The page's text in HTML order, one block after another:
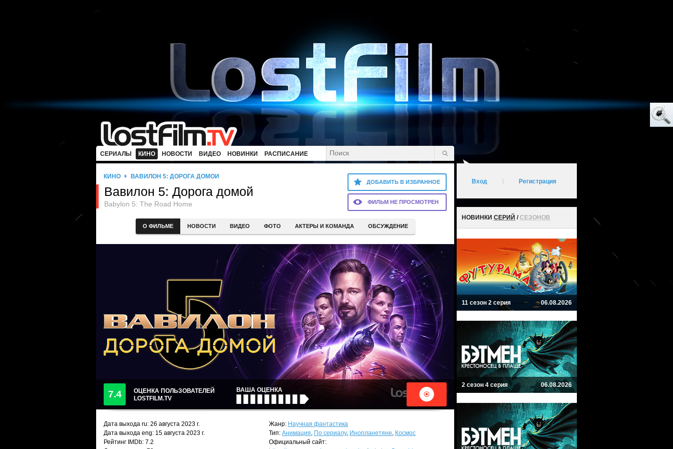
СЕРИАЛЫ КИНО НОВОСТИ ВИДЕО НОВИНКИ РАСПИСАНИЕ
ДОБАВИТЬ В ИЗБРАННОЕ
ФИЛЬМ НЕ ПРОСМОТРЕН
КИНО ВАВИЛОН 5: ДОРОГА ДОМОЙ
Вавилон 5: Дорога домой
Babylon 5: The Road Home
О ФИЛЬМЕ НОВОСТИ ВИДЕО ФОТО АКТЕРЫ И КОМАНДА ОБСУЖДЕНИЕ
7.4
ОЦЕНКА ПОЛЬЗОВАТЕЛЕЙ
LOSTFILM.TV
ВАША ОЦЕНКА
Дата выхода ru: 26 августа 2023 г.
Дата выхода eng: 15 августа 2023 г.
Рейтинг IMDb: 7.2
Жанр: Научная фантастика
Тип: Анимация, По сериалу, Инопланетяне, Космос
Официальный сайт:
Вход Регистрация
НОВИНКИ СЕРИЙ /СЕЗОНОВ
11 сезон 2 серия 06.08.2026
2 сезон 4 серия 06.08.2026